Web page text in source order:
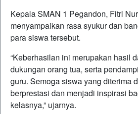
KepalaSMAN 1 Pegandon, Fitri
menyampaikan rasa syukur dan
para siswa tersebut.
“Keberhasilan ini merupakan hasil
dukungan orang tua, serta
guru. Semoga siswa yang diterima
berprestasi dan menjadi inspirasi
kelasnya,” ujarnya.